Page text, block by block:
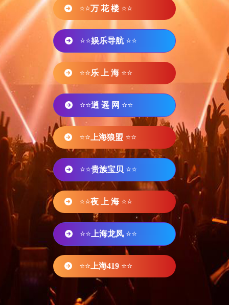
⭐⭐万 花 楼 ⭐⭐
⭐⭐娱乐导航 ⭐⭐
⭐⭐乐 上 海 ⭐⭐
⭐⭐逍 遥 网 ⭐⭐
⭐⭐ 上海狼盟 ⭐⭐
⭐⭐贵族宝贝 ⭐⭐
⭐⭐夜 上 海 ⭐⭐
⭐⭐ 上海龙凤 ⭐⭐
⭐⭐ 上海419 ⭐⭐